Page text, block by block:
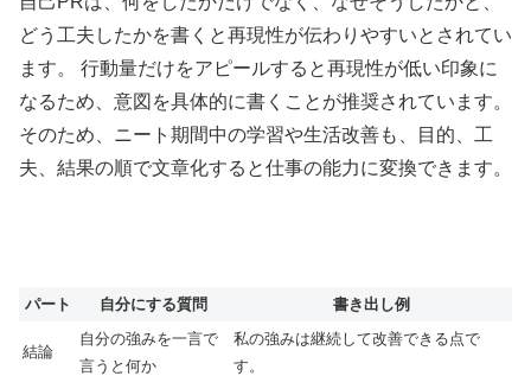
どう工夫したかを書くと再現性が伝わりやすいとされてい
ます。 行動量だけをアピールすると再現性が低い印象に
なるため、意図を具体的に書くことが推奨されています。
そのため、ニート期間中の学習や生活改善も、目的、工
夫、結果の順で文章化すると仕事の能力に変換できます。
パート 自分にする質問 書き出し例
結論
自分の強みを一言で
言うと何か
私の強みは継続して改善できる点で
す。